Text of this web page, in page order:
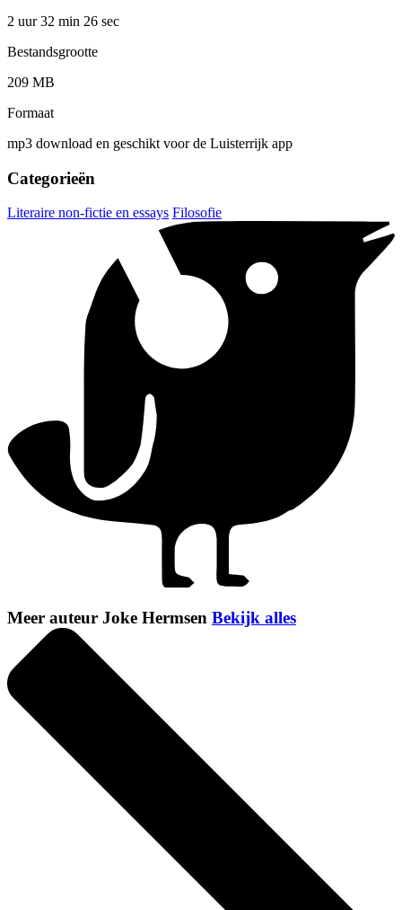
2 uur 32 min 26 sec
Bestandsgrootte
209 MB
Formaat
mp3 download en geschikt voor de Luisterrijk app
Categorieën
Literaire non-fictie en essays Filosofie
Meer auteur Joke Hermsen Bekijk alles